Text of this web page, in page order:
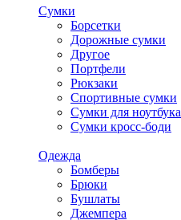
Сумки
Борсетки
Дорожные сумки
Другое
Портфели
Рюкзаки
Спортивные сумки
Сумки для ноутбука
Сумки кросс-боди
Одежда
Бомберы
Брюки
Бушлаты
Джемпера